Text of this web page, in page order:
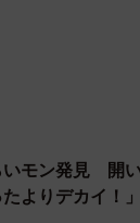
いモン発見 開
よりデカイ！」